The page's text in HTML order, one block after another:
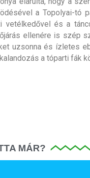
a Topolyai-tó
vetélkedővel és a
ellenére is szép
uzsonna és ízletes
a tóparti fák
MÁR?